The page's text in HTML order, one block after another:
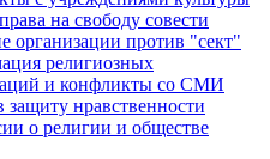
на свободу совести
организации против "сект"
религиозных
и конфликты со СМИ
нравственности
о религии и обществе